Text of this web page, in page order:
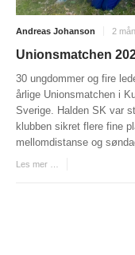
INTERN
LOVER OG
Startkontingent
Politiattest
HSKs lov
Andreas Johanson 2
Unionsmatchen
30 ungdommer og fire
årlige Unionsmatchen i
Sverige. Halden SK var
klubben sikret flere fine
mellomdistanse og
Les mer …